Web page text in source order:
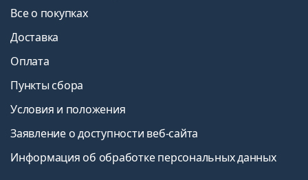
Каковы преимущества мультифокальных
В чем разница между упаковками Air Optix
Plus Hydraglyde Multifocal по 3 и 6 штук?
Другие мультифокальные контактные
линзы
Все о покупках
Доставка
Оплата
Пункты сбора
Условия и положения
Заявление о доступности веб-сайта
Информация об обработке персональных данных